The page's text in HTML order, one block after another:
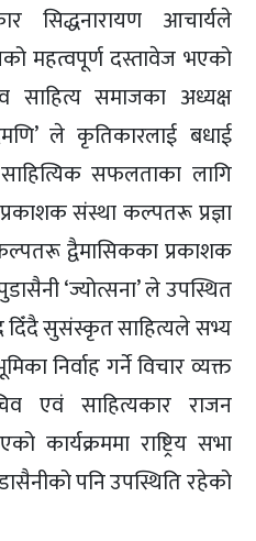
सिद्धनारायण आचार्यले
महत्वपूर्ण दस्तावेज भएको
साहित्य समाजका अध्यक्ष
ले कृतिकारलाई बधाई
सफलताका लागि
संस्था कल्पतरू प्रज्ञा
द्वैमासिकका प्रकाशक
‘ज्योत्सना’ ले उपस्थित
दिँदै सुसंस्कृत साहित्यले सभ्य
निर्वाह गर्ने विचार व्यक्त
एवं साहित्यकार राजन
कार्यक्रममा राष्ट्रिय सभा
पनि उपस्थिति रहेको